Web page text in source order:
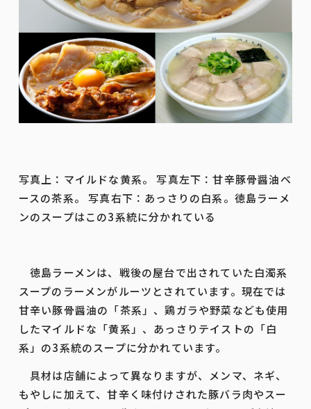
写真上：マイルドな黄系。 写真左下：甘辛豚骨醤油ベ
ースの茶系。 写真右下：あっさりの白系。徳島ラーメ
ンのスープはこの3系統に分かれている
徳島ラーメンは、戦後の屋台で出されていた白濁系
スープのラーメンがルーツとされています。現在では
甘辛い豚骨醤油の「茶系」、鶏ガラや野菜なども使用
したマイルドな「黄系」、あっさりテイストの「白
系」の3系統のスープに分かれています。
具材は店舗によって異なりますが、メンマ、ネギ、
もやしに加えて、甘辛く味付けされた豚バラ肉やスー